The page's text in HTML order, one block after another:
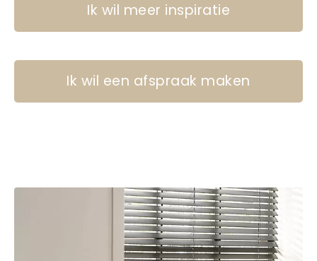
Ik wil meer inspiratie
Ik wil een afspraak maken